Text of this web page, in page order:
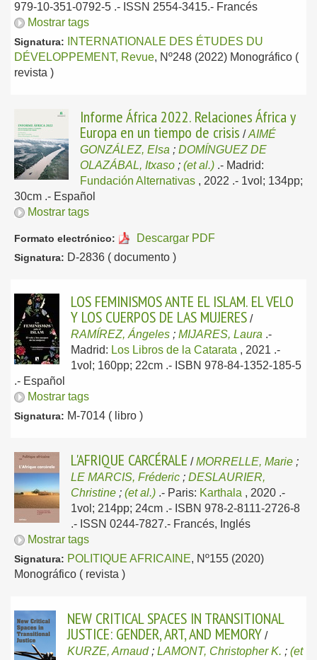
979-10-351-0792-5 .- ISSN 2554-3415.- Francés
Mostrar tags
Signatura:
INTERNATIONALE DES ÉTUDES DU
DÉVELOPPEMENT, Revue, Nº248 (2022) Monográfico (
revista )
Informe África 2022. Relaciones África y
Europa en un tiempo de crisis /AIMÉ
GONZÁLEZ, Elsa ; DOMÍNGUEZ DE
OLAZÁBAL, Itxaso ; (et al.) .- Madrid:
Fundación Alternativas , 2022 .- 1vol; 134pp;
30cm .- Español
Mostrar tags
Formato electrónico: Descargar PDF
Signatura: D-2836 ( documento )
LOS FEMINISMOS ANTE EL ISLAM. EL VELO
Y LOS CUERPOS DE LAS MUJERES /
RAMÍREZ, Ángeles ; MIJARES, Laura .-
Madrid: Los Libros de la Catarata , 2021 .-
1vol; 160pp; 22cm .- ISBN 978-84-1352-185-5
.- Español
Mostrar tags
Signatura: M-7014 ( libro )
L'AFRIQUE CARCÉRALE /MORRELLE, Marie ;
LE MARCIS, Fréderic ; DESLAURIER,
Christine ; (et al.) .- Paris: Karthala , 2020 .-
1vol; 214pp; 24cm .- ISBN 978-2-8111-2726-8
.- ISSN 0244-7827.- Francés, Inglés
Mostrar tags
Signatura: POLITIQUE AFRICAINE, Nº155 (2020)
Monográfico ( revista )
NEW CRITICAL SPACES IN TRANSITIONAL
JUSTICE: GENDER, ART, AND MEMORY /
KURZE, Arnaud; LAMONT, Christopher K. ; (et